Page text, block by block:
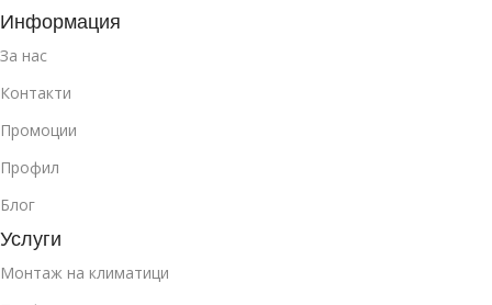
Информация
За нас
Контакти
Промоции
Профил
Блог
Услуги
Монтаж на климатици